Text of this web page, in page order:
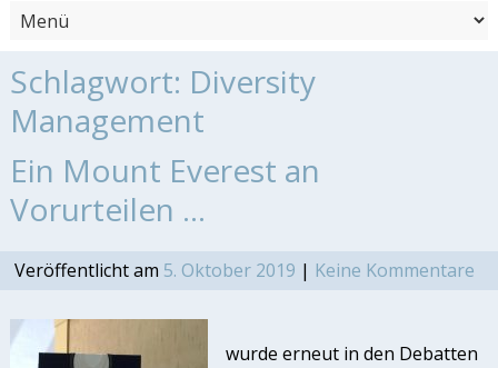
Schlagwort: Diversity
Management
Ein Mount Everest an
Vorurteilen …
Veröffentlicht am 5. Oktober 2019 | Keine Kommentare
wurde erneut in den Debatten